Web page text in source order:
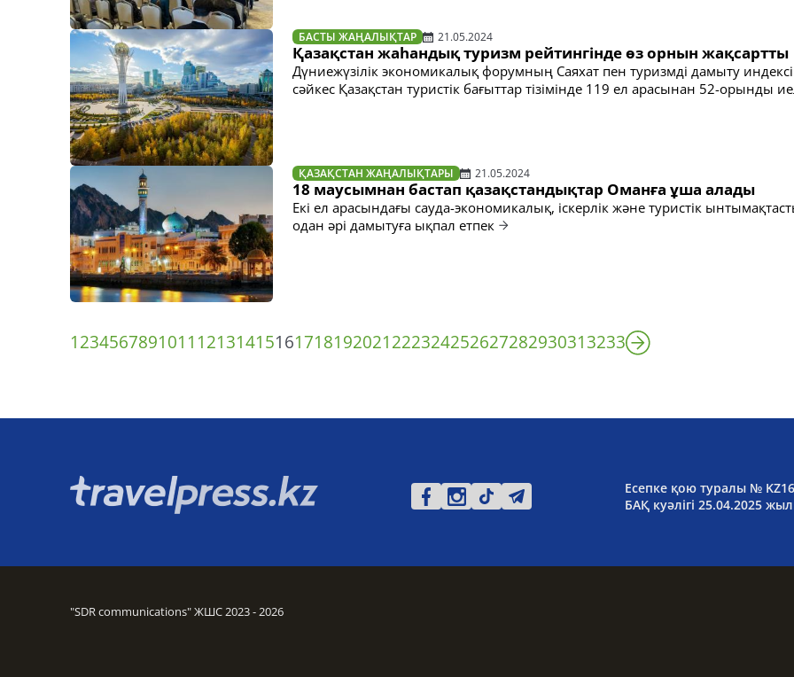
БАСТЫ ЖАҢАЛЫҚТАР 21.05.2024
Қазақстан жаһандық туризм рейтингінде өз орнын жақсартты
Дүниежүзілік экономикалық форумның Саяхат пен туризмді дамыту
сәйкес Қазақстан туристік бағыттар тізімінде 119 ел арасынан 52-орынды
ҚАЗАҚСТАН ЖАҢАЛЫҚТАРЫ 21.05.2024
18 маусымнан бастап қазақстандықтар Оманға ұша алады
Екі ел арасындағы сауда-экономикалық, іскерлік және туристік
одан әрі дамытуға ықпал етпек
1234567891011 12131415161718192021222324252627282930313233
Есепке қою туралы №
БАҚ куәлігі 25.04.2025
"SDR communications" ЖШС 2023 - 2026